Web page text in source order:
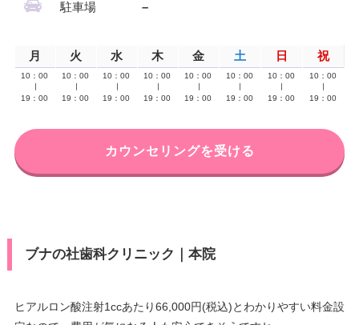
駐車場 –
月 火 水 木 金 土 日 祝
10：00
19：00
10：00
19：00
10：00
19：00
10：00
19：00
10：00
19：00
10：00
19：00
10：00
19：00
10：00
19：00
カウンセリングを受ける
ブナの社歯科クリニック｜本院
ヒアルロン酸注射1ccあたり66,000円(税込)とわかりやすい料金設